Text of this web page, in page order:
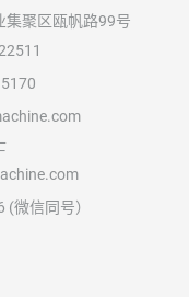
集聚区瓯帆路99号
(微信同号）